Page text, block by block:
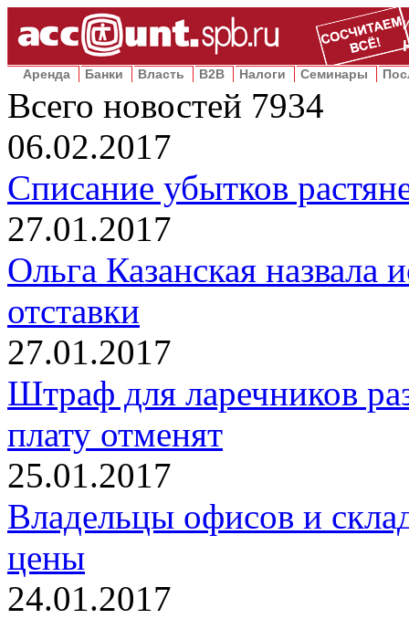
Аренда Банки Власть B2B Налоги Семинары
Всего новостей 7934
06.02.2017
Списание убытков
27.01.2017
Ольга Казанская
отставки
27.01.2017
Штраф для ларечников
плату отменят
25.01.2017
Владельцы офисов и
цены
24.01.2017